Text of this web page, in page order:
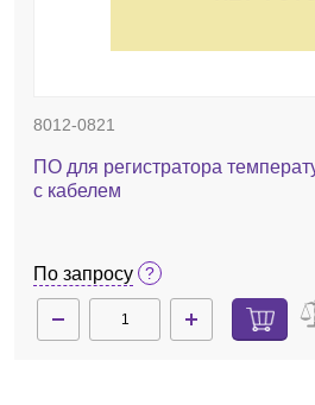
8012-0821
ПО для регистратора
с кабелем
По запросу